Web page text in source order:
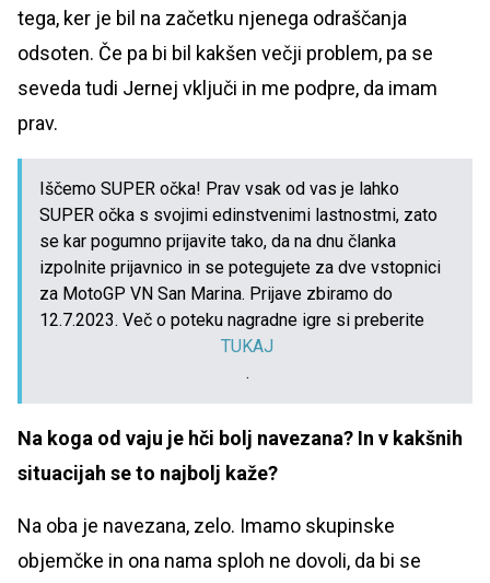
tega, ker je bil na začetku njenega odraščanja
odsoten. Če pa bi bil kakšen večji problem, pa se
seveda tudi Jernej vključi in me podpre, da imam
prav.
Iščemo SUPER očka! Prav vsak od vas je lahko
SUPER očka s svojimi edinstvenimi lastnostmi, zato
se kar pogumno prijavite tako, da na dnu članka
izpolnite prijavnico in se potegujete za dve vstopnici
za MotoGP VN San Marina. Prijave zbiramo do
12.7.2023. Več o poteku nagradne igre si preberite
TUKAJ
.
Na koga od vaju je hči bolj navezana? In v kakšnih
situacijah se to najbolj kaže?
Na oba je navezana, zelo. Imamo skupinske
objemčke in ona nama sploh ne dovoli, da bi se